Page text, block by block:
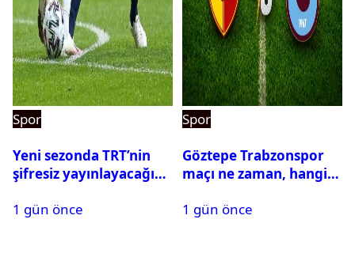
Spor
Yeni sezonda TRT’nin
şifresiz yayınlayacağı
1 gün önce
Spor
Göztepe Trabzonspor
maçı ne zaman, hangi
oynayacak mı?
1 gün önce